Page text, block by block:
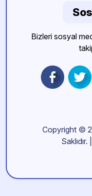
Bizleri sosyal
Copyright ©